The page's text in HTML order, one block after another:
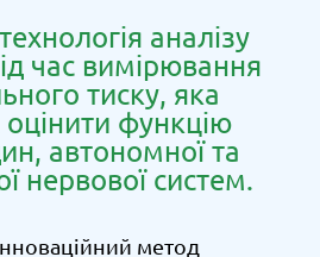
аналізу
час вимірювання
тиску, яка
функцію
автономної та
нервової систем.
метод